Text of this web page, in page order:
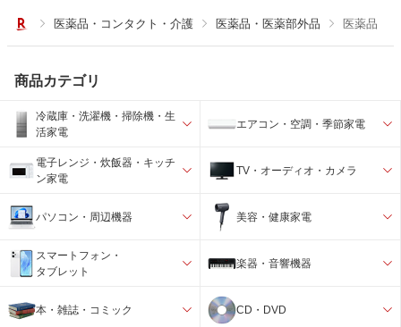
医薬品・コンタクト・介護 医薬品・医薬部外品 医薬品
商品カテゴリ
冷蔵庫・洗濯機・掃除機・生
活家電
エアコン・空調・季節家電
電子レンジ・炊飯器・キッチ
ン家電
TV・オーディオ・カメラ
パソコン・周辺機器 美容・健康家電
スマートフォン・
タブレット
楽器・音響機器
本・雑誌・コミック CD・DVD